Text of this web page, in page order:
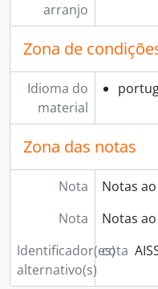
arranjo
Zona de
Idioma do
material
Zona das notas
Nota
Notas
Nota
Notas
Identificador(es)
alternativo(s)
cota